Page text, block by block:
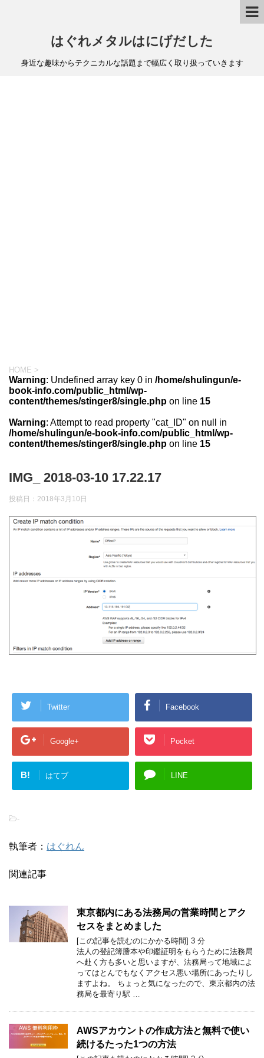
はぐれメタルはにげだした
身近な趣味からテクニカルな話題まで幅広く取り扱っていきます
HOME >
Warning: Undefined array key 0 in /home/shulingun/e-
book-info.com/public_html/wp-
content/themes/stinger8/single.php on line 15
Warning: Attempt to read property "cat_ID" on null in
/home/shulingun/e-book-info.com/public_html/wp-
content/themes/stinger8/single.php on line 15
IMG_ 2018-03-10 17.22.17
投稿日： 2018年3月10日
Twitter Facebook
Google+ Pocket
B! はてブ LINE
-
執筆者： はぐれん
関連記事
東京都内にある法務局の営業時間とアク
セスをまとめました
[この記事を読むのにかかる時間] 3 分
法人の登記簿謄本や印鑑証明をもらうために法務局
へ赴く方も多いと思いますが、法務局って地域によ
ってはとんでもなくアクセス悪い場所にあったりし
ますよね。 ちょっと気になったので、東京都内の法
務局を最寄り駅 …
AWSアカウントの作成方法と無料で使い
続けるたった1つの方法